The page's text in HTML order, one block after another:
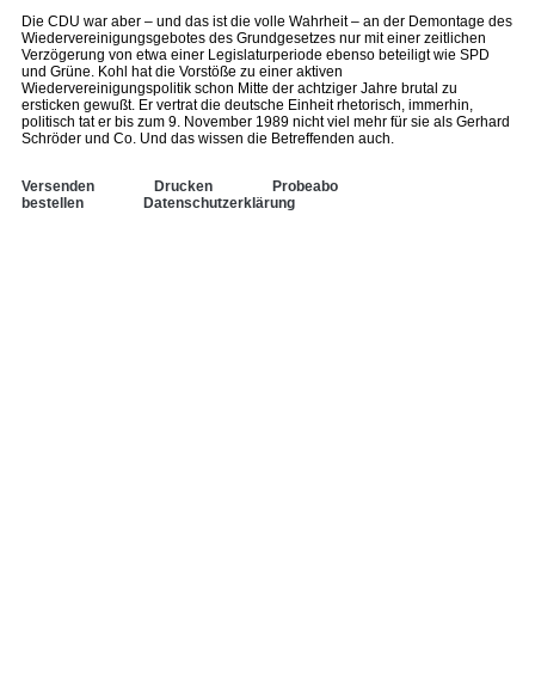
Die CDU war aber – und das ist die volle Wahrheit – an der Demontage des
Wiedervereinigungsgebotes des Grundgesetzes nur mit einer zeitlichen
Verzögerung von etwa einer Legislaturperiode ebenso beteiligt wie SPD
und Grüne. Kohl hat die Vorstöße zu einer aktiven
Wiedervereinigungspolitik schon Mitte der achtziger Jahre brutal zu
ersticken gewußt. Er vertrat die deutsche Einheit rhetorisch, immerhin,
politisch tat er bis zum 9. November 1989 nicht viel mehr für sie als Gerhard
Schröder und Co. Und das wissen die Betreffenden auch.
Versenden Drucken
Probeabo
bestellen
Datenschutzerklärung